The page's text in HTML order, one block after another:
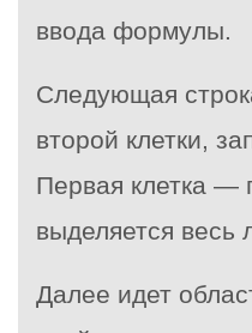
ввода формулы.
Следующая
второй клетки,
Первая клетка —
выделяется весь
Далее идет